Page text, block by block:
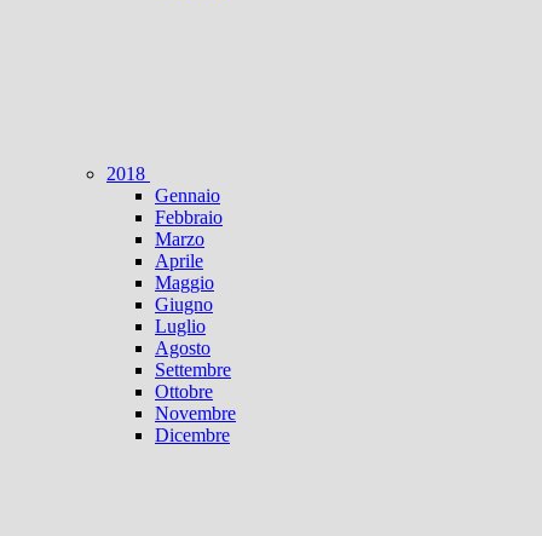
2018
Gennaio
Febbraio
Marzo
Aprile
Maggio
Giugno
Luglio
Agosto
Settembre
Ottobre
Novembre
Dicembre